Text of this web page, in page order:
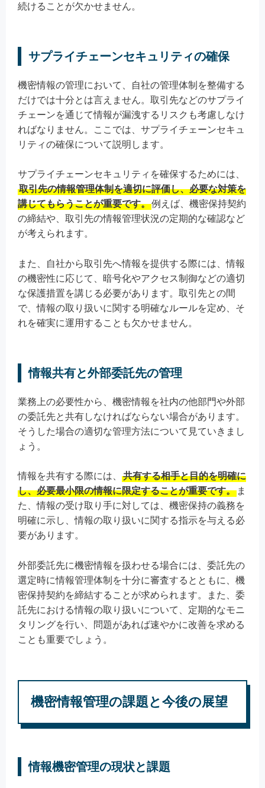
続けることが欠かせません。
サプライチェーンセキュリティの確保
機密情報の管理において、自社の管理体制を整備する
だけでは十分とは言えません。取引先などのサプライ
チェーンを通じて情報が漏洩するリスクも考慮しなけ
ればなりません。ここでは、サプライチェーンセキュ
リティの確保について説明します。
サプライチェーンセキュリティを確保するためには、
取引先の情報管理体制を適切に評価し、必要な対策を
講じてもらうことが重要です。例えば、機密保持契約
の締結や、取引先の情報管理状況の定期的な確認など
が考えられます。
また、自社から取引先へ情報を提供する際には、情報
の機密性に応じて、暗号化やアクセス制御などの適切
な保護措置を講じる必要があります。取引先との間
で、情報の取り扱いに関する明確なルールを定め、そ
れを確実に運用することも欠かせません。
情報共有と外部委託先の管理
業務上の必要性から、機密情報を社内の他部門や外部
の委託先と共有しなければならない場合があります。
そうした場合の適切な管理方法について見ていきまし
ょう。
情報を共有する際には、
共有する相手と目的を明確に
し、必要最小限の情報に限定することが重要です。 ま
た、情報の受け取り手に対しては、機密保持の義務を
明確に示し、情報の取り扱いに関する指示を与える必
要があります。
外部委託先に機密情報を扱わせる場合には、委託先の
選定時に情報管理体制を十分に審査するとともに、機
密保持契約を締結することが求められます。また、委
託先における情報の取り扱いについて、定期的なモニ
タリングを行い、問題があれば速やかに改善を求める
ことも重要でしょう。
機密情報管理の課題と今後の展望
情報機密管理の現状と課題